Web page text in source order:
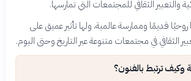
والتعبير الثقافي للمجتمعات التي تمارسها.
روحيًا قديمًا وممارسة عالمية، ولها تأثير عميق على
الثقافي في مجتمعات متنوعة عبر التاريخ وحتى اليوم.
وكيف ترتبط بالفنون؟